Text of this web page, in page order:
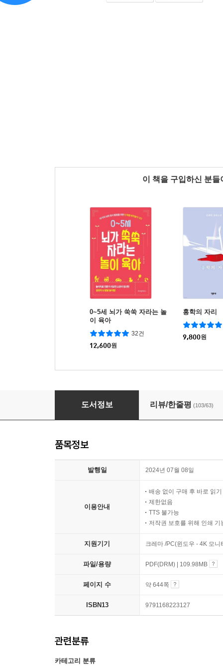
이 책을 구입하신 분
0~5세 뇌가 쑥쑥 자라는 놀
이 육아
32건
12,600원
홍학의 자리
9,800원
뿐이 토핑 이유식
도서정보 리뷰/한줄평 (103/63)
품목정보
발행일 2024년 07월 08일
이용안내
배송 없이 구매 후 바로 읽기
제한없음
TTS 불가능
저작권 보호를 위해 인쇄 기
지원기기 크레마 /PC(윈도우 - 4K 모
파일/용량 PDF(DRM) | 109.98MB
페이지 수 약 644쪽
ISBN13 9791168223127
관련분류
카테고리 분류